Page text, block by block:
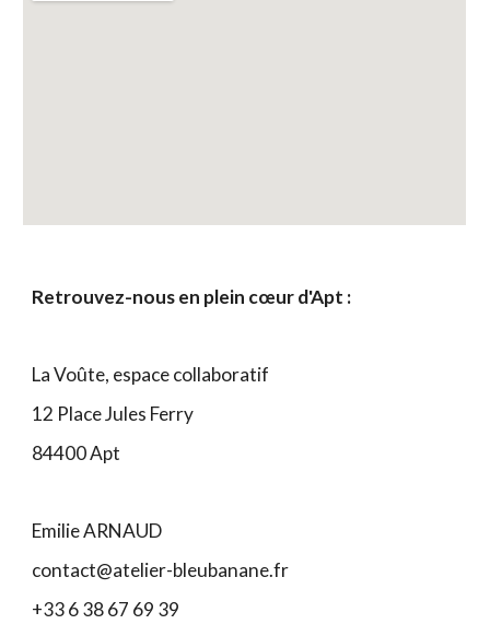
Retrouvez-nous en plein cœur d'Apt :
La Voûte, espace collaboratif
12 Place Jules Ferry
84400 Apt
Emilie ARNAUD
contact@atelier-bleubanane.fr
+33 6 38 67 69 39